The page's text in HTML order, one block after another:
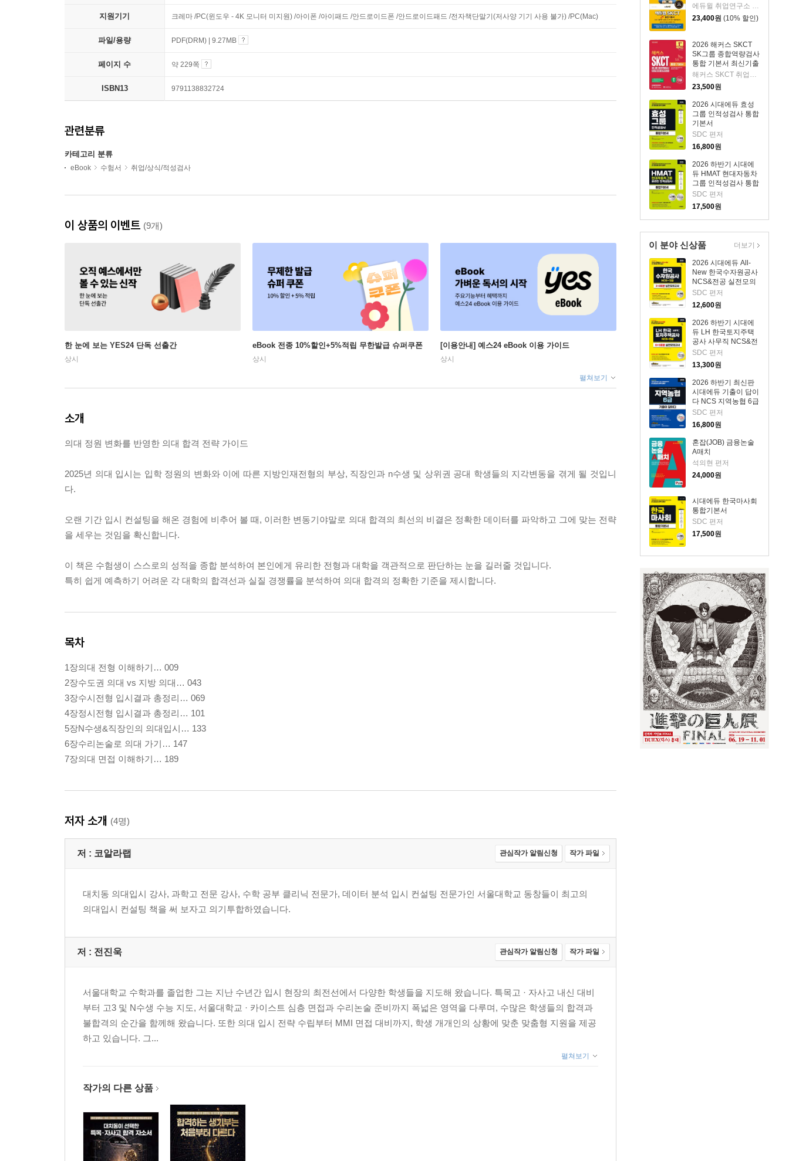
에듀윌 취업연구소 편저
23,400원 (10% 할인)
2026 해커스 SKCT
SK그룹 종합역량검사
통합 기본서 최신기출
유형+실전모의고사
23,500원
2026 시대에듀 효성
그룹 인적성검사 통합
기본서
SDC 편저
16,800원
2026 하반기 시대에
듀 HMAT 현대자동차
그룹 인적성검사 통합
기본서
SDC 편저
17,500원
이 분야 신상품
2026 시대에듀 All-
New 한국수자원공사
NCS&전공 실전모의
고사 3+3회분
SDC 편저
12,600원
2026 하반기 시대에
듀 LH 한국토지주택
공사 사무직 NCS&전
공 실전모의고사 6+5
SDC 편저
13,300원
2026 하반기 최신판
시대에듀 기출이 답이
다 NCS 지역농협 6급
필기시험
SDC 편저
16,800원
혼잡(JOB) 금융논술
A매치
석의현 편저
24,000원
시대에듀 한국마사회
통합기본서
SDC 편저
17,500원
더보기
지원기기 크레마 /PC(윈도우 - 4K 모니터 미지원) /아이폰 /아이패드 /안드로이드폰 /안드로이드패드 /전자책단말기(저사양 기기 사용 불가) /PC(Mac)
파일/용량 PDF(DRM) | 9.27MB
페이지 수 약 229쪽
ISBN13 9791138832724
관련분류
카테고리 분류
eBook 수험서 취업/상식/적성검사
이 상품의 이벤트 (9개)
한 눈에 보는 YES24 단독 선출간
상시
eBook 전종 10%할인+5%적립 무한발급 슈퍼쿠폰
상시
[이용안내] 예스24 eBook 이용 가이드
상시
펼쳐보기
소개
의대 정원 변화를 반영한 의대 합격 전략 가이드
2025년 의대 입시는 입학 정원의 변화와 이에 따른 지방인재전형의 부상, 직장인과 n수생 및 상위권 공대 학생들의 지각변동을 겪게 될 것입니
다.
오랜 기간 입시 컨설팅을 해온 경험에 비추어 볼 때, 이러한 변동기야말로 의대 합격의 최선의 비결은 정확한 데이터를 파악하고 그에 맞는 전략
을 세우는 것임을 확신합니다.
이 책은 수험생이 스스로의 성적을 종합 분석하여 본인에게 유리한 전형과 대학을 객관적으로 판단하는 눈을 길러줄 것입니다.
특히 쉽게 예측하기 어려운 각 대학의 합격선과 실질 경쟁률을 분석하여 의대 합격의 정확한 기준을 제시합니다.
목차
1장의대 전형 이해하기… 009
2장수도권 의대 vs 지방 의대… 043
3장수시전형 입시결과 총정리… 069
4장정시전형 입시결과 총정리… 101
5장N수생&직장인의 의대입시… 133
6장수리논술로 의대 가기… 147
7장의대 면접 이해하기… 189
저자 소개 (4명)
저 : 코알라랩 관심작가 알림신청 작가 파일
대치동 의대입시 강사, 과학고 전문 강사, 수학 공부 클리닉 전문가, 데이터 분석 입시 컨설팅 전문가인 서울대학교 동창들이 최고의
의대입시 컨설팅 책을 써 보자고 의기투합하였습니다.
저 : 전진욱 관심작가 알림신청 작가 파일
서울대학교 수학과를 졸업한 그는 지난 수년간 입시 현장의 최전선에서 다양한 학생들을 지도해 왔습니다. 특목고 · 자사고 내신 대비
부터 고3 및 N수생 수능 지도, 서울대학교 · 카이스트 심층 면접과 수리논술 준비까지 폭넓은 영역을 다루며, 수많은 학생들의 합격과
불합격의 순간을 함께해 왔습니다. 또한 의대 입시 전략 수립부터 MMI 면접 대비까지, 학생 개개인의 상황에 맞춘 맞춤형 지원을 제공
하고 있습니다. 그...
펼쳐보기
작가의 다른 상품